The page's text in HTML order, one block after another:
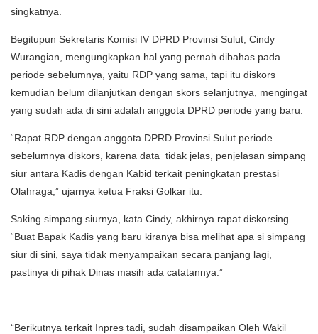
singkatnya.
Begitupun Sekretaris Komisi IV DPRD Provinsi Sulut, Cindy
Wurangian, mengungkapkan hal yang pernah dibahas pada
periode sebelumnya, yaitu RDP yang sama, tapi itu diskors
kemudian belum dilanjutkan dengan skors selanjutnya, mengingat
yang sudah ada di sini adalah anggota DPRD periode yang baru.
“Rapat RDP dengan anggota DPRD Provinsi Sulut periode
sebelumnya diskors, karena data tidak jelas, penjelasan simpang
siur antara Kadis dengan Kabid terkait peningkatan prestasi
Olahraga,” ujarnya ketua Fraksi Golkar itu.
Saking simpang siurnya, kata Cindy, akhirnya rapat diskorsing.
“Buat Bapak Kadis yang baru kiranya bisa melihat apa si simpang
siur di sini, saya tidak menyampaikan secara panjang lagi,
pastinya di pihak Dinas masih ada catatannya.”
“Berikutnya terkait Inpres tadi, sudah disampaikan Oleh Wakil